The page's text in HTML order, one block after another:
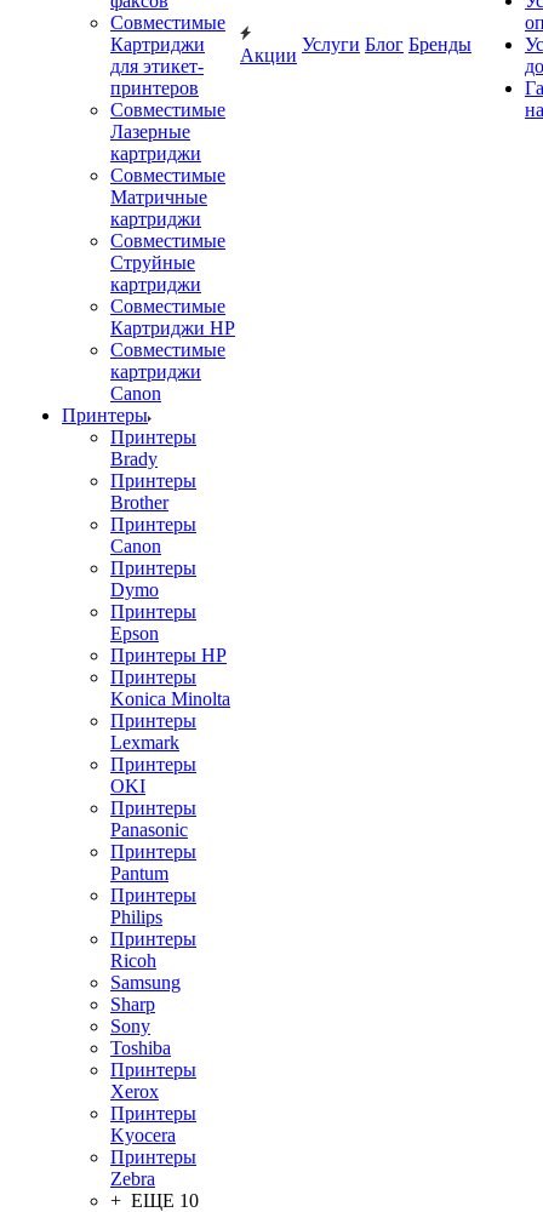
Совместимые
Картриджи
для этикет-
принтеров
Совместимые
Лазерные
картриджи
Совместимые
Матричные
картриджи
Совместимые
Струйные
картриджи
Совместимые
Картриджи HP
Совместимые
картриджи
Canon
Принтеры
Принтеры
Brady
Принтеры
Brother
Принтеры
Canon
Принтеры
Dymo
Принтеры
Epson
Принтеры HP
Принтеры
Konica Minolta
Принтеры
Lexmark
Принтеры
OKI
Принтеры
Panasonic
Принтеры
Pantum
Принтеры
Philips
Принтеры
Ricoh
Samsung
Sharp
Sony
Toshiba
Принтеры
Xerox
Принтеры
Kyocera
Принтеры
Zebra
+ ЕЩЕ 10
Акции
Услуги Блог Бренды